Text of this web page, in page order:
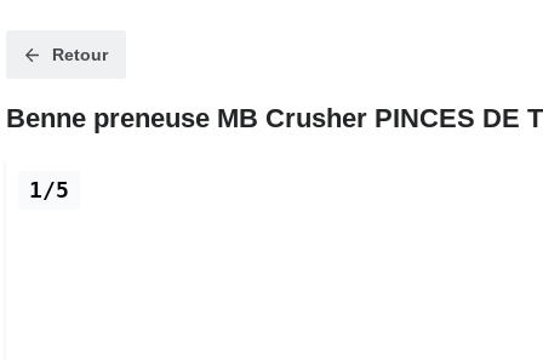
Retour
Benne preneuse MB Crusher PINCES DE
1/5